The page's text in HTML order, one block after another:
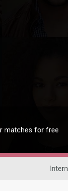
matches for free